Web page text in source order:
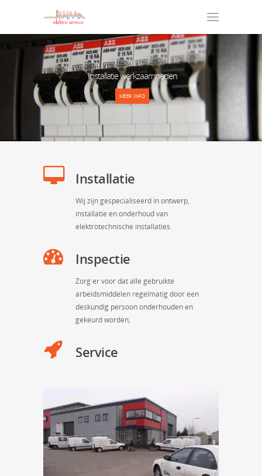
Installatie werkzaamheden
MEER INFO
Installatie
Wij zijn gespecialiseerd in ontwerp,
installatie en onderhoud van
elektrotechnische installaties.
Inspectie
Zorg er voor dat alle gebruikte
arbeidsmiddelen regelmatig door een
deskundig persoon onderhouden en
gekeurd worden,
Service